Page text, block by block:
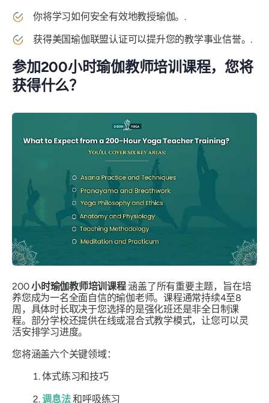
你将学习如何安全有效地教授瑜伽。.
获得美国瑜伽联盟认证可以提升您的教学事业信誉。.
参加200小时瑜伽教师培训课程，您将
获得什么？
200小时瑜伽教师培训课程涵盖了所有重要主题，旨在培
养您成为一名全面自信的瑜伽老师。课程通常持续4至8
周，具体时长取决于您选择的是强化班还是非全日制课
程。部分学校还提供在线或混合式教学模式，让您可以灵
活安排学习进度。
您将涵盖六个关键领域：
体式练习和技巧
调息法和呼吸练习